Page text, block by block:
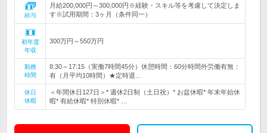
給与
月給200,000円～300,000円※経験・スキル等を考慮して決定しま
す※試用期間：3ヶ月（条件同一）
初年度
年収
300万円～550万円
勤務
時間
8:30～17:15（実働7時間45分）休憩時間：60分時間外労働有無：
有（月平均10時間）★定時退…
休日
休暇
＜年間休日127日＞* 週休2日制（土日祝）* お盆休暇* 年末年始休
暇* 有給休暇* 特別休暇* …